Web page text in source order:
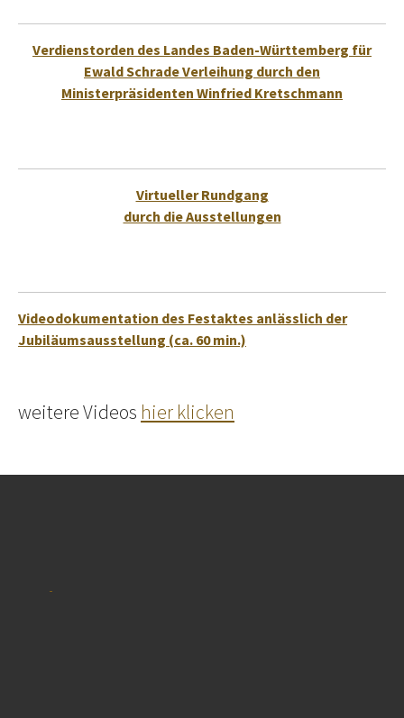
Verdienstorden des Landes Baden-Württemberg für
Ewald Schrade Verleihung durch den
Ministerpräsidenten Winfried Kretschmann
Virtueller Rundgang
durch die Ausstellungen
Videodokumentation des Festaktes anlässlich der
Jubiläumsausstellung (ca. 60 min.)
weitere Videos hier klicken